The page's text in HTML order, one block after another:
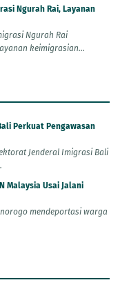
Ngurah Rai, Layanan
Ngurah Rai
keimigrasian...
Perkuat Pengawasan
Jenderal Imigrasi Bali
Malaysia Usai Jalani
mendeportasi warga